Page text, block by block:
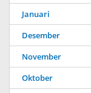
Januari
Desember
November
Oktober